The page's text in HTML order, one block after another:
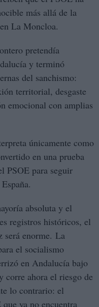
más allá de la
La Moncloa.
pretendía
y terminó
del sanchismo:
territorial, desgaste
emocional con amplias
únicamente como
en una prueba
PSOE para seguir
absoluta y el
registros históricos, el
será enorme. La
el socialismo
en Andalucía bajo
corre ahora el riesgo de
lo contrario: el
ya no encuentra